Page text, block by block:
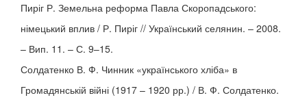
Пиріг Р. Земельна реформа Павла Скоропадського:
німецький вплив / Р. Пиріг // Український селянин. – 2008.
– Вип. 11. – С. 9–15.
Солдатенко В. Ф. Чинник «українського хліба» в
Громадянській війні (1917 – 1920 рр.) / В. Ф. Солдатенко.